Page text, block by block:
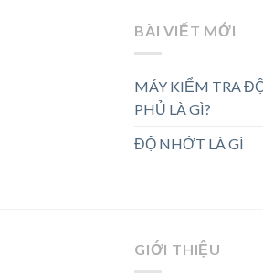
BÀI VIẾT MỚI
MÁY KIỂM TRA
PHỦ LÀ GÌ?
ĐỘ NHỚT LÀ GÌ
GIỚI THIỆU